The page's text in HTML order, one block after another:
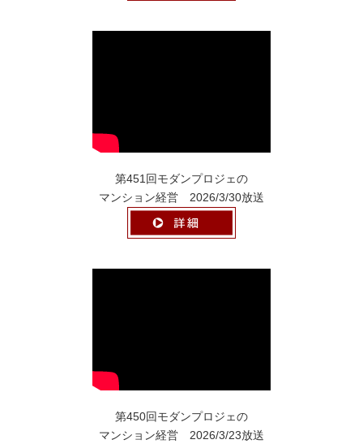
第451回モダンプロジェの
マンション経営 2026/3/30放送
第450回モダンプロジェの
マンション経営 2026/3/23放送